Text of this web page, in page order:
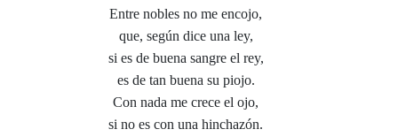
Entre nobles no me encojo,
que, según dice una ley,
si es de buena sangre el rey,
es de tan buena su piojo.
Con nada me crece el ojo,
si no es con una hinchazón.